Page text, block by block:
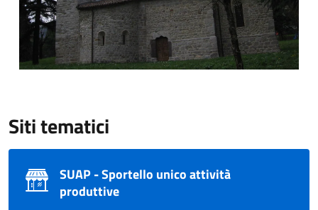
Siti tematici
SUAP - Sportello unico attività
produttive